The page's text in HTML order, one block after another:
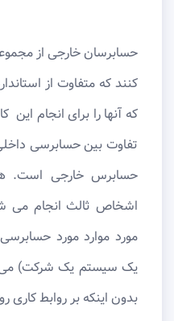
حسابرسان خارجی از
کنند که متفاوت از
که آنها را برای انجام این
تفاوت بین حسابرسی
حسابرس خارجی است.
اشخاص ثالث انجام می
مورد موارد مورد
یک سیستم یک شرکت) می
بدون اینکه بر روابط کاری